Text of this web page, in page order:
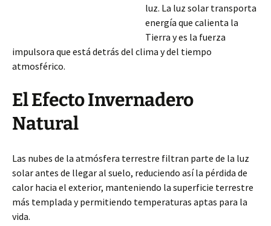
luz. La luz solar transporta
energía que calienta la
Tierra y es la fuerza
impulsora que está detrás del clima y del tiempo
atmosférico.
El Efecto Invernadero
Natural
Las nubes de la atmósfera terrestre filtran parte de la luz
solar antes de llegar al suelo, reduciendo así la pérdida de
calor hacia el exterior, manteniendo la superficie terrestre
más templada y permitiendo temperaturas aptas para la
vida.